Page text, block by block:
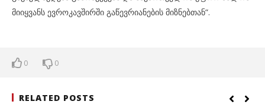
მიიყვანს ევროკავშირში გაწევრიანების მიზნებთან“.
0 0
RELATED POSTS